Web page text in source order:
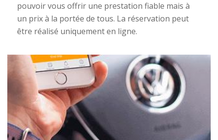
pouvoir vous offrir une prestation fiable mais à
un prix à la portée de tous. La réservation peut
être réalisé uniquement en ligne.